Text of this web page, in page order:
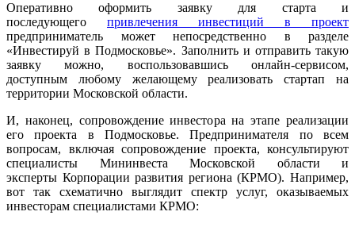
Оперативно оформить заявку для старта и
последующего привлечения инвестиций в проект
предприниматель может непосредственно в разделе
«Инвестируй в Подмосковье». Заполнить и отправить такую
заявку можно, воспользовавшись онлайн-сервисом,
доступным любому желающему реализовать стартап на
территории Московской области.
И, наконец, сопровождение инвестора на этапе реализации
его проекта в Подмосковье. Предпринимателя по всем
вопросам, включая сопровождение проекта, консультируют
специалисты Мининвеста Московской области и
эксперты Корпорации развития региона (КРМО). Например,
вот так схематично выглядит спектр услуг, оказываемых
инвесторам специалистами КРМО: